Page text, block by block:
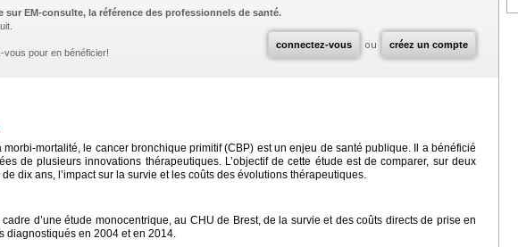
connectez-vous ou créez un compte
sur EM-consulte, la référence des professionnels de santé.
vous pour en bénéficier!
morbi-mortalité, le cancer bronchique primitif (CBP) est un enjeu de santé publique. Il a bénéficié
de plusieurs innovations thérapeutiques. L’objectif de cette étude est de comparer, sur deux
dix ans, l’impact sur la survie et les coûts des évolutions thérapeutiques.
d’une étude monocentrique, au CHU de Brest, de la survie et des coûts directs de prise en
diagnostiqués en 2004 et en 2014.